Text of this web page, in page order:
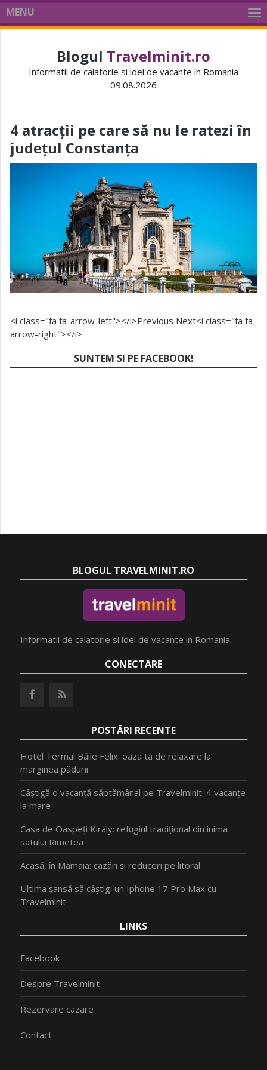
MENU
Blogul Travelminit.ro
Informatii de calatorie si idei de vacante in Romania
09.08.2026
4 atracții pe care să nu le ratezi în
județul Constanța
<i class="fa fa-arrow-left"></i>Previous Next<i class="fa fa-
arrow-right"></i>
SUNTEM SI PE FACEBOOK!
BLOGUL TRAVELMINIT.RO
Informatii de calatorie si idei de vacante in Romania.
CONECTARE
POSTĂRI RECENTE
Hotel Termal Băile Felix: oaza ta de relaxare la
marginea pădurii
Câștigă o vacanță săptămânal pe Travelminit: 4 vacanțe
la mare
Casa de Oaspeți Király: refugiul tradițional din inima
satului Rimetea
Acasă, în Mamaia: cazări și reduceri pe litoral
Ultima șansă să câștigi un Iphone 17 Pro Max cu
Travelminit
LINKS
Facebook
Despre Travelminit
Rezervare cazare
Contact